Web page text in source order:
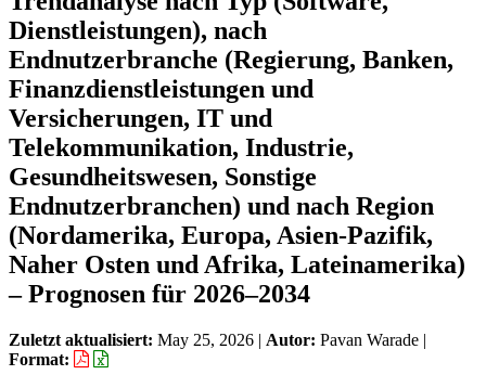
Dienstleistungen), nach
Endnutzerbranche (Regierung, Banken,
Finanzdienstleistungen und
Versicherungen, IT und
Telekommunikation, Industrie,
Gesundheitswesen, Sonstige
Endnutzerbranchen) und nach Region
(Nordamerika, Europa, Asien-Pazifik,
Naher Osten und Afrika, Lateinamerika)
– Prognosen für 2026–2034
Zuletzt aktualisiert: May 25, 2026 | Autor: Pavan Warade |
Format: